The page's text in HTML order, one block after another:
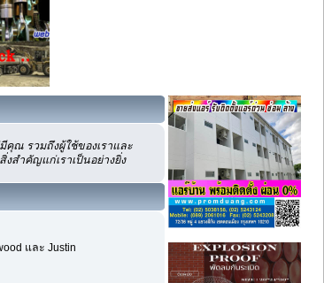
คุณ รวมถึงผู้ใช้ของเราและ
สำคัญแก่เราเป็นอย่างยิ่ง
และ Justin